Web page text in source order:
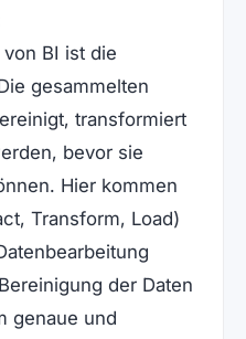
BI ist die
gesammelten
transformiert
bevor sie
Hier kommen
Transform, Load)
der Daten
genaue und